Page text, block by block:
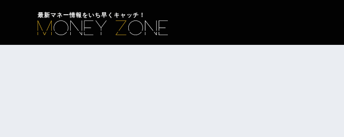
最新マネー情報をいち早くキャッチ！